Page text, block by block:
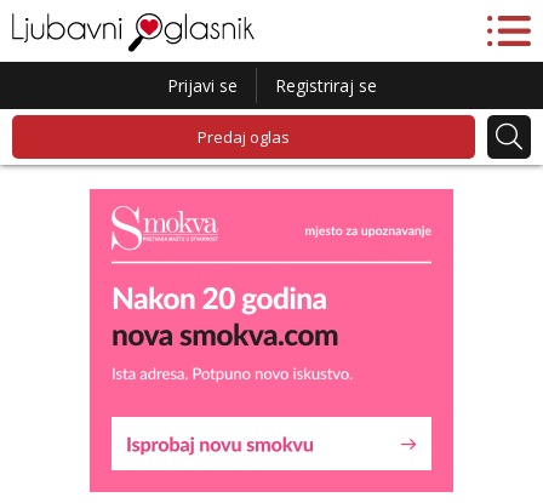
Prijavi se Registriraj se
Predaj oglas
Lucija
Razgovaram :)